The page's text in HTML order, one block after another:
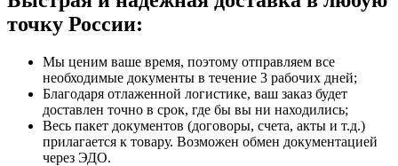
точку России:
Мы ценим ваше время, поэтому отправляем все
необходимые документы в течение 3 рабочих дней;
Благодаря отлаженной логистике, ваш заказ будет
доставлен точно в срок, где бы вы ни находились;
Весь пакет документов (договоры, счета, акты и т.д.)
прилагается к товару. Возможен обмен документацией
через ЭДО.